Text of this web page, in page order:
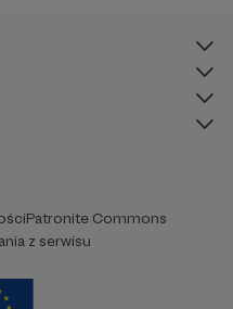
Patronite Commons
z serwisu